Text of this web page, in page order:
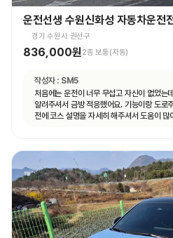
운전선생 수원신화성 자동차운전
경기 수원시 권선구
836,000원 2종 보통(자동)
작성자 : SM5
처음에는 운전이 너무 무섭고 자신이 없었는
알려주셔서 금방 적응했어요. 기능이랑 도로
전에 코스 설명을 자세히 해주셔서 도움이